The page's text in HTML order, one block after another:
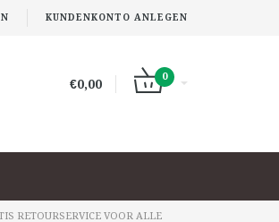
KUNDENKONTO ANLEGEN
€0,00
0
RETOURSERVICE VOOR ALLE